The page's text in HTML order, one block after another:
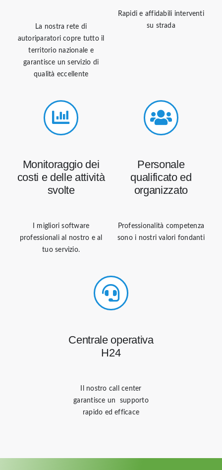
La nostra rete di
autoriparatori copre tutto il
territorio nazionale e
garantisce un servizio di
qualità eccellente
Rapidi e affidabili interventi
su strada
Monitoraggio dei
costi e delle attività
svolte
I migliori software
professionali al nostro e al
tuo servizio.
Personale
qualificato ed
organizzato
Professionalità competenza
sono i nostri valori fondanti
Centrale operativa
H24
Il nostro call center
garantisce un supporto
rapido ed efficace